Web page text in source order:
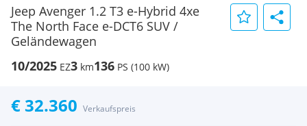
Jeep Avenger 1.2 T3 e-Hybrid 4xe
The North Face e-DCT6 SUV /
Geländewagen
10/2025 EZ3 km136 PS (100 kW)
€ 32.360 Verkaufspreis